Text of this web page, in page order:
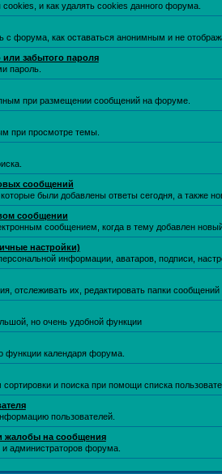
и как удалять cookies данного форума.
с форума, как оставаться анонимным и не
или забытого пароля
пароль.
при размещении сообщений на форуме.
при просмотре темы.
сообщений
были добавлены ответы сегодня, а также
сообщении
сообщением, когда в тему добавлен
настройки)
информации, аватаров, подписи,
отслеживать их, редактировать папки
но очень удобной функции
функции календаря форума.
и поиска при помощи списка
пользователей.
жалобы на сообщения
и администраторов форума.